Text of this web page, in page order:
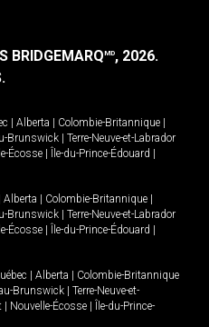
BRIDGEMARQMD, 2026.
| Alberta | Colombie-Britannique |
Brunswick | Terre-Neuve-et-Labrador
Écosse | Île-du-Prince-Édouard |
Alberta | Colombie-Britannique |
Brunswick | Terre-Neuve-et-Labrador
Écosse | Île-du-Prince-Édouard |
| Alberta | Colombie-Britannique
Brunswick | Terre-Neuve-et-
| Nouvelle-Écosse | Île-du-Prince-